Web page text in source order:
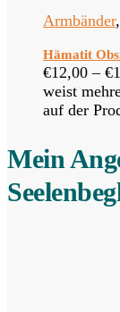
Armbänder,
Hämatit
€12,00 – €
weist
auf der
Mein